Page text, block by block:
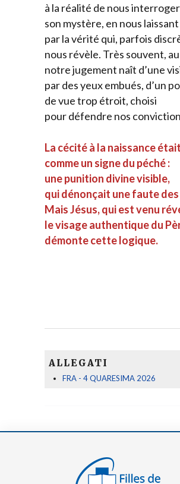
à la réalité de nous
son mystère, en nous
par la vérité qui, parfois
nous révèle. Très souvent,
notre jugement naît d’une
par des yeux embués, d’un
de vue trop étroit, choisi
pour défendre nos
La cécité à la naissance
comme un signe du péché :
une punition divine visible,
qui dénonçait une faute
Mais Jésus, qui est venu
le visage authentique du
démonte cette logique.
ALLEGATI
FRA - 4 QUARESIMA 2026